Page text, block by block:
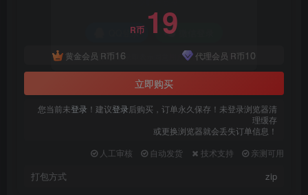
R币 19
黄金会员 R币16 代理会员 R币10
立即购买
您当前未登录 ！建议登录后购买，订单永久保存！未登录浏览器清
理缓存
或更换浏览器就会丢失订单信息！
人工审核
自动发货 技术支持 亲测可用
打包方式 zip
社交账号登录
使用社交账号登录即表示同意用户协议、隐私声明